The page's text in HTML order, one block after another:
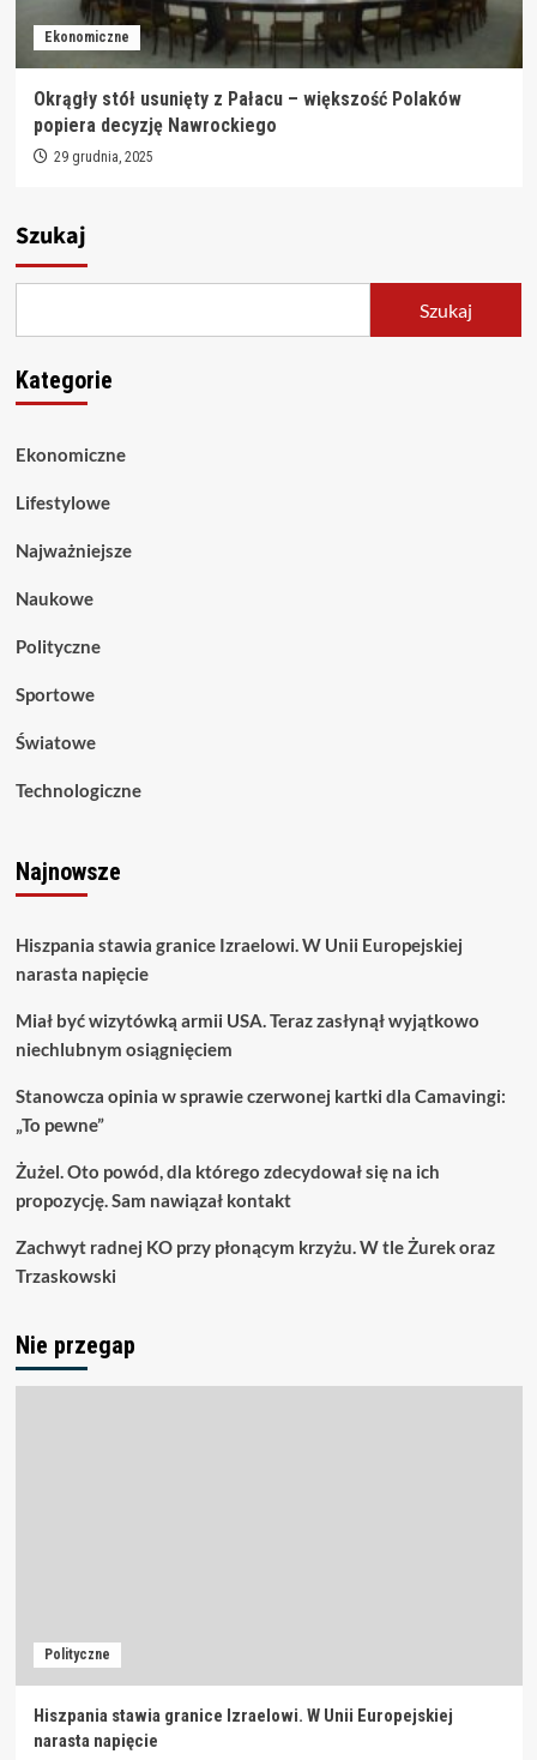
Ekonomiczne
Okrągły stół usunięty z Pałacu – większość Polaków
popiera decyzję Nawrockiego
29 grudnia, 2025
Szukaj
Szukaj
Kategorie
Ekonomiczne
Lifestylowe
Najważniejsze
Naukowe
Polityczne
Sportowe
Światowe
Technologiczne
Najnowsze
Hiszpania stawia granice Izraelowi. W Unii Europejskiej
narasta napięcie
Miał być wizytówką armii USA. Teraz zasłynął wyjątkowo
niechlubnym osiągnięciem
Stanowcza opinia w sprawie czerwonej kartki dla Camavingi:
„To pewne”
Żużel. Oto powód, dla którego zdecydował się na ich
propozycję. Sam nawiązał kontakt
Zachwyt radnej KO przy płonącym krzyżu. W tle Żurek oraz
Trzaskowski
Nie przegap
Polityczne
Hiszpania stawia granice Izraelowi. W Unii Europejskiej
narasta napięcie